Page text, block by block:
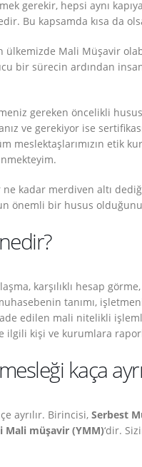
gerekir, hepsi aynı
Bu kapsamda kısa da
ülkemizde Mali Müşavir
bir sürecin ardından
gereken öncelikli
ve gerekiyor ise
meslektaşlarımızın etik
kadar merdiven altı
önemli bir husus
karşılıklı hesap
tanımı,
edilen mali nitelikli
ilgili kişi ve kurumlara
kaça
ayrılır. Birincisi, Serbest
Mali müşavir (YMM)‘dir.